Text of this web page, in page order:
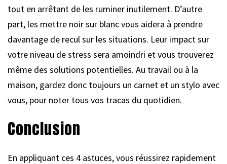
tout en arrêtant de les ruminer inutilement. D’autre
part, les mettre noir sur blanc vous aidera à prendre
davantage de recul sur les situations. Leur impact sur
votre niveau de stress sera amoindri et vous trouverez
même des solutions potentielles. Au travail ou à la
maison, gardez donc toujours un carnet et un stylo avec
vous, pour noter tous vos tracas du quotidien.
Conclusion
En appliquant ces 4 astuces, vous réussirez rapidement